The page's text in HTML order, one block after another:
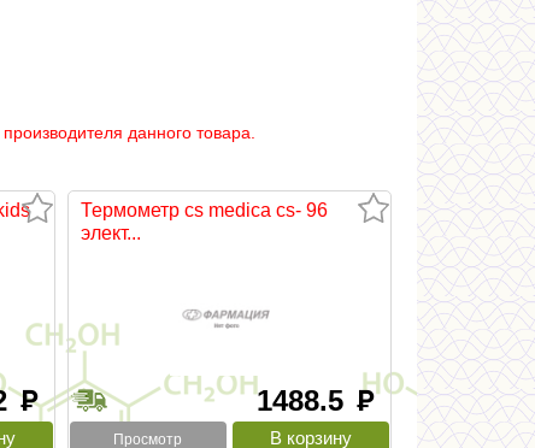
данного товара.
руб
Термометр cs medica cs- 96
элект...
1488.5 руб
Просмотр